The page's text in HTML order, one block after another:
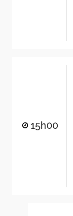
15h00